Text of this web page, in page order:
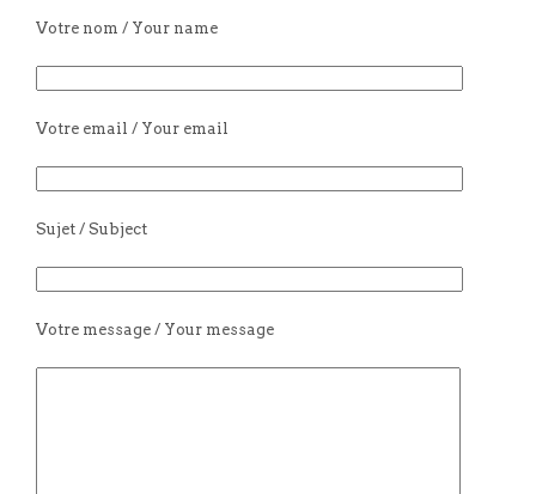
Votre nom / Your name
Votre email / Your email
Sujet / Subject
Votre message / Your message